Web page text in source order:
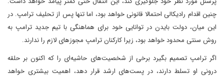
چنین اقدام رادیکالی احتمالا قانونی خواهد بود، اما تنها پس از تحلیف ترامپ. در
این میان، دولت بایدن در توانایی خود برای هماهنگی با تیم جدید ترامپ به
روش سنتی محدود خواهد بود، زیرا کارکنان ترامپ مجوزهای لازم را ندارند.
اگر ترامپ تصمیم بگیرد برخی از شخصیت‌های حاشیه‌ای را که اکنون بر حلقه
درونی او تسلط دارند، در پست‌های ارشد قرار دهد، اهمیت بیشتری خواهد